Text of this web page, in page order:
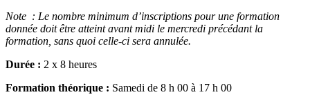
Note : Le nombre minimum d’inscriptions pour une formation
donnée doit être atteint avant midi le mercredi précédant la
formation, sans quoi celle-ci sera annulée.
Durée : 2 x 8 heures
Formation théorique : Samedi de 8 h 00 à 17 h 00